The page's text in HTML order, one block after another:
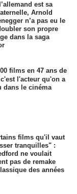
est sa
Arnold
n’a pas eu le
son propre
dans la saga
films en 47 ans de
l'acteur qu'on a
dans le cinéma
films qu'il vaut
tranquilles" :
ne voulait
pas de remake
des années